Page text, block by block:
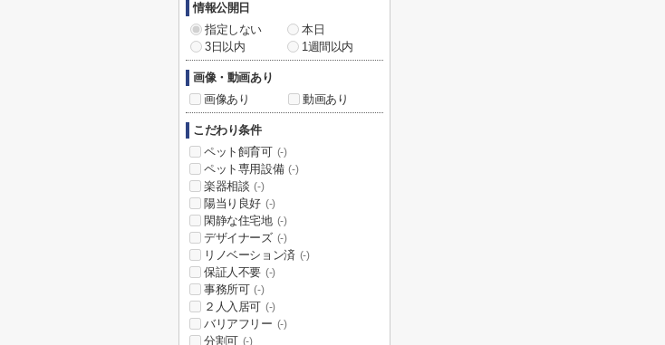
情報公開日
指定しない
本日
3日以内
1週間以内
画像・動画あり
画像あり
動画あり
こだわり条件
ペット飼育可 (-)
ペット専用設備 (-)
楽器相談 (-)
陽当り良好 (-)
閑静な住宅地 (-)
デザイナーズ (-)
リノベーション済 (-)
保証人不要 (-)
事務所可 (-)
２人入居可 (-)
バリアフリー (-)
分割可 (-)